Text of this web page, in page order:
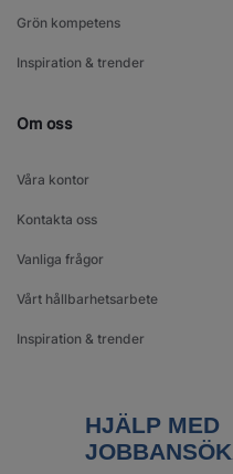
Grön kompetens
Inspiration & trender
Om oss
Våra kontor
Kontakta oss
Vanliga frågor
Vårt hållbarhetsarbete
Inspiration & trender